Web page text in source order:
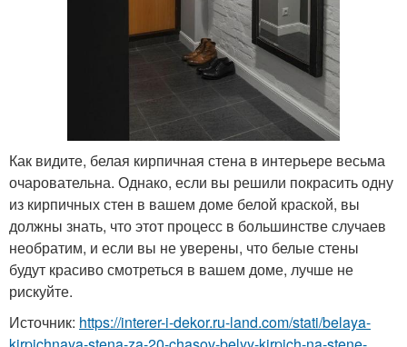
Как видите, белая кирпичная стена в интерьере весьма
очаровательна. Однако, если вы решили покрасить одну
из кирпичных стен в вашем доме белой краской, вы
должны знать, что этот процесс в большинстве случаев
необратим, и если вы не уверены, что белые стены
будут красиво смотреться в вашем доме, лучше не
рискуйте.
Источник: https://interer-i-dekor.ru-land.com/stati/belaya-